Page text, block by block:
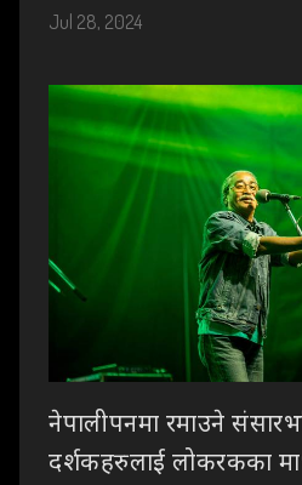
Jul 28, 2024
नेपालीपनमा रमाउने
दर्शकहरुलाई लोकरकका